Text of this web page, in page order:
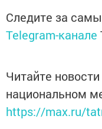
Следите за
Telegram-канале
Читайте
национальном
https://max.ru/